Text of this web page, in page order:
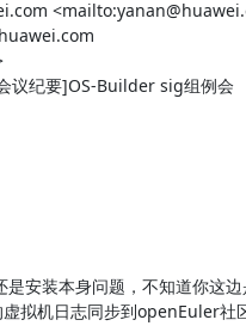
议纪要]OS-Builder sig组例会
安装本身问题，不知道你这
拟机日志同步到openEuler社